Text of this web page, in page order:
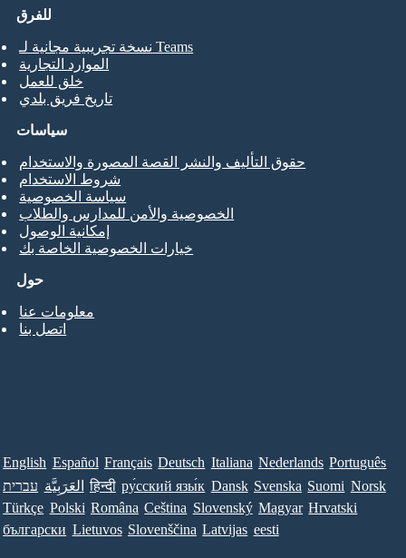
للفرق
نسخة تجريبية مجانية لـ Teams
الموارد التجارية
خلق للعمل
تاريخ فريق بلدي
حول
معلومات عنا
اتصل بنا
سياسات
حقوق التأليف والنشر القصة المصورة والاستخدام
شروط الاستخدام
سياسة الخصوصية
الخصوصية والأمن للمدارس والطلاب
إمكانية الوصول
خيارات الخصوصية الخاصة بك
English Español Français Deutsch Italiana Nederlands Português
עברית العَرَبِيَّة हिन्दी ру́сский язы́к Dansk Svenska Suomi Norsk
Türkçe Polski Româna Ceština Slovenský Magyar Hrvatski
български Lietuvos Slovenščina Latvijas eesti